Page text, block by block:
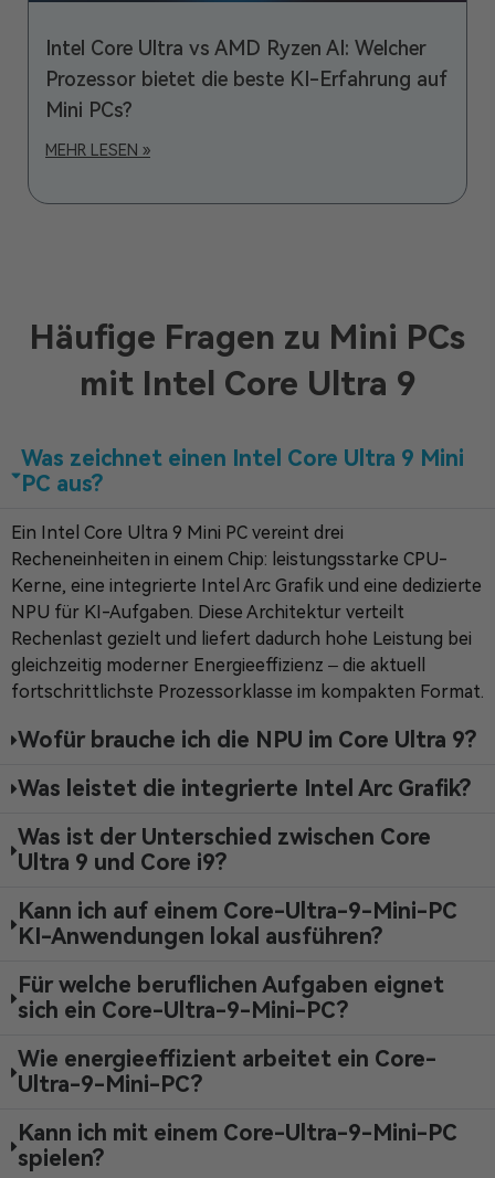
Intel Core Ultra vs AMD Ryzen AI: Welcher
Prozessor bietet die beste KI-Erfahrung auf
Mini PCs?
MEHR LESEN »
Häufige Fragen zu Mini PCs
mit Intel Core Ultra 9
Was zeichnet einen Intel Core Ultra 9 Mini
PC aus?
Ein Intel Core Ultra 9 Mini PC vereint drei
Recheneinheiten in einem Chip: leistungsstarke CPU-
Kerne, eine integrierte Intel Arc Grafik und eine dedizierte
NPU für KI-Aufgaben. Diese Architektur verteilt
Rechenlast gezielt und liefert dadurch hohe Leistung bei
gleichzeitig moderner Energieeffizienz – die aktuell
fortschrittlichste Prozessorklasse im kompakten Format.
Wofür brauche ich die NPU im Core Ultra 9?
Was leistet die integrierte Intel Arc Grafik?
Was ist der Unterschied zwischen Core
Ultra 9 und Core i9?
Kann ich auf einem Core-Ultra-9-Mini-PC
KI-Anwendungen lokal ausführen?
Für welche beruflichen Aufgaben eignet
sich ein Core-Ultra-9-Mini-PC?
Wie energieeffizient arbeitet ein Core-
Ultra-9-Mini-PC?
Kann ich mit einem Core-Ultra-9-Mini-PC
spielen?